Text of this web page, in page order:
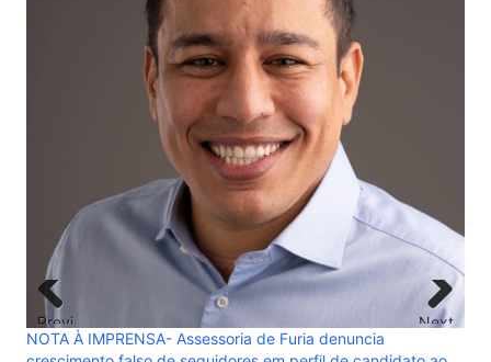
NOTA À IMPRENSA- Assessoria de Furia denuncia
Previ
ous
Next